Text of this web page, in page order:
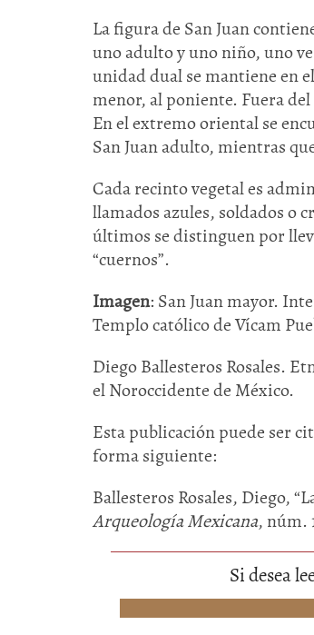
La figura de San Juan
uno adulto y uno niño, uno
unidad dual se mantiene en
menor, al poniente. Fuera
En el extremo oriental se
San Juan adulto, mientras
Cada recinto vegetal es
llamados azules, soldados o
últimos se distinguen por
“cuernos”.
Imagen: San Juan mayor.
Templo católico de Vícam
Diego Ballesteros Rosales.
el Noroccidente de México.
Esta publicación puede ser
forma siguiente:
Ballesteros Rosales, Diego,
Arqueología Mexicana, núm.
Si desea